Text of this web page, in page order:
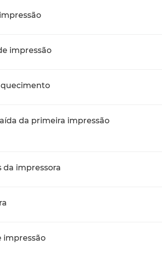
impressão
da primeira impressão
da impressora
impressão